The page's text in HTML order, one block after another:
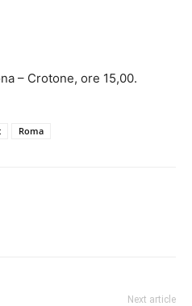
– Crotone, ore 15,00.
Roma
Next article